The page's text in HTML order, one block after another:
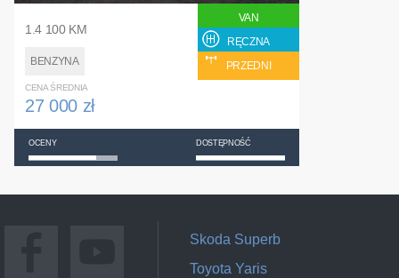
1.4 100 KM
BENZYNA
VAN
RĘCZNA
PRZEDNI
CENA ŚREDNIA
27 000 zł
OCENY DOSTĘPNOŚĆ
Skoda Superb
Toyota Yaris